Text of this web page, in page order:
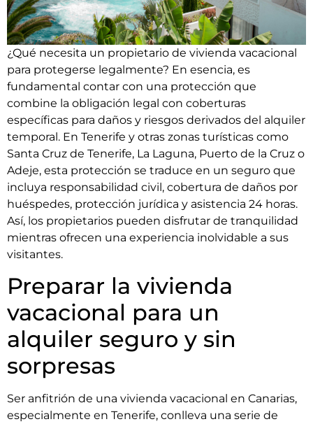
¿Qué necesita un propietario de vivienda vacacional
para protegerse legalmente? En esencia, es
fundamental contar con una protección que
combine la obligación legal con coberturas
específicas para daños y riesgos derivados del alquiler
temporal. En Tenerife y otras zonas turísticas como
Santa Cruz de Tenerife, La Laguna, Puerto de la Cruz o
Adeje, esta protección se traduce en un seguro que
incluya responsabilidad civil, cobertura de daños por
huéspedes, protección jurídica y asistencia 24 horas.
Así, los propietarios pueden disfrutar de tranquilidad
mientras ofrecen una experiencia inolvidable a sus
visitantes.
Preparar la vivienda
vacacional para un
alquiler seguro y sin
sorpresas
Ser anfitrión de una vivienda vacacional en Canarias,
especialmente en Tenerife, conlleva una serie de